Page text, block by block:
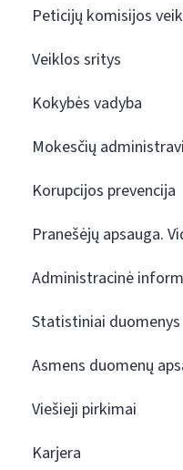
Peticijų komisijos
Veiklos sritys
Kokybės vadyba
Mokesčių
Korupcijos prevencija
Pranešėjų apsauga.
Administracinė
Statistiniai duomenys
Asmens duomenų
Viešieji pirkimai
Karjera